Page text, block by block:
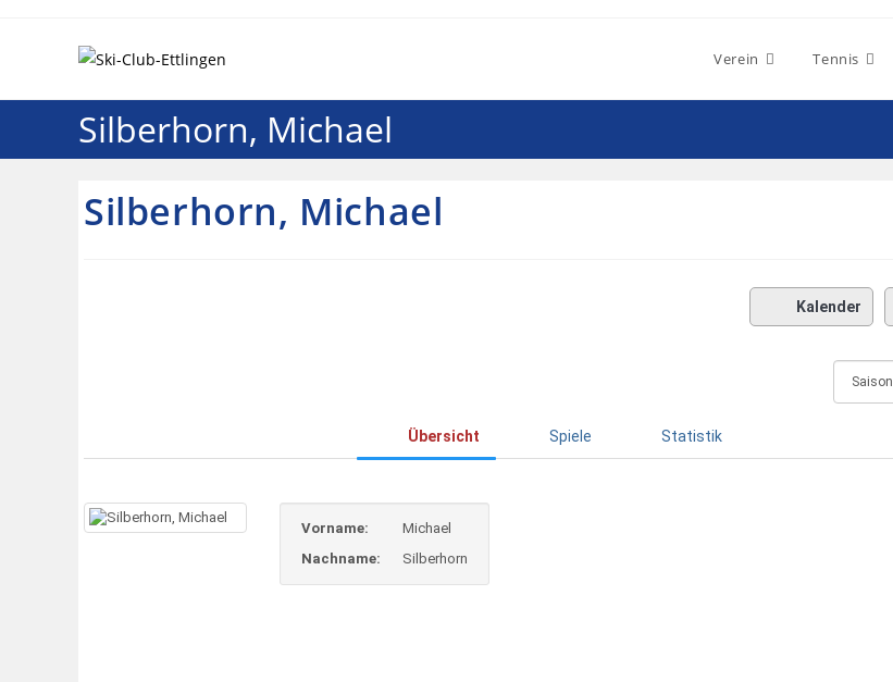
Verein Tennis
Silberhorn, Michael
Silberhorn, Michael
Kalender
Übersicht Spiele Statistik
Vorname:
Michael
Nachname:
Silberhorn